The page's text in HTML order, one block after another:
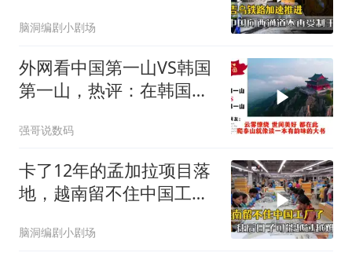
脑洞编剧小剧场
外网看中国第一山VS韩国
第一山，热评：在韩国土
强哥说数码
卡了12年的孟加拉项目落
地，越南留不住中国工
脑洞编剧小剧场